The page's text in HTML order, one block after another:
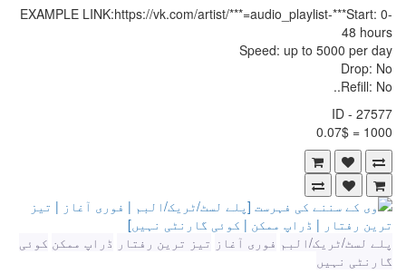
EXAMPLE LINK:https://vk.com/artist/***=audio_playlist-***Start: 0-
48 hours
Speed: up to 5000 per day
Drop: No
Refill: No..
ID - 27577
1000 = 0.07$
پلے لسٹ/ٹریک/البم فوری آغاز تیز ترین رفتار ڈراپ ممکن کوئی
گارنٹی نہیں